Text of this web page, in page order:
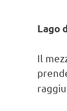
Lago
Il